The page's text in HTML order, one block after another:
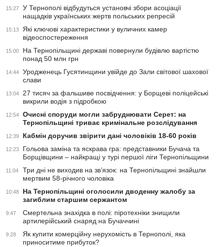
15:27
У Тернополі відбудуться установчі збори асоціації
нащадків українських жертв польських репресій
15:13
Які ключові характеристики у вуличних камер
відеоспостереження
15:00
На Тернопільщині державі повернули будівлю вартістю
понад 50 млн грн
14:44
Уродженець Гусятинщини увійде до Зали світової шахової
слави
13:04
27 тисяч за фальшиве посвідчення: у Борщеві поліцейські
викрили водія з підробкою
12:54
Очисні споруди могли забруднювати Серет: на
Тернопільщині триває кримінальне розслідування
12:39 Кабмін доручив звірити дані чоловіків 18-60 років
12:23
Гольова заміна та яскрава гра: представники Бучача та
Борщівщини – найкращі у турі першої ліги Тернопільщини
11:04
Три дні не виходив на зв’язок: на Тернопільщині знайшли
мертвим 58-річного чоловіка
10:48
На Тернопільщині оголосили дводенну жалобу за
загиблим старшим сержантом
9:47
Смертельна знахідка в полі: піротехніки знищили
артилерійський снаряд на Бучаччині
9:28
Як купити комерційну нерухомість в Тернополі, яка
приноситиме прибуток?